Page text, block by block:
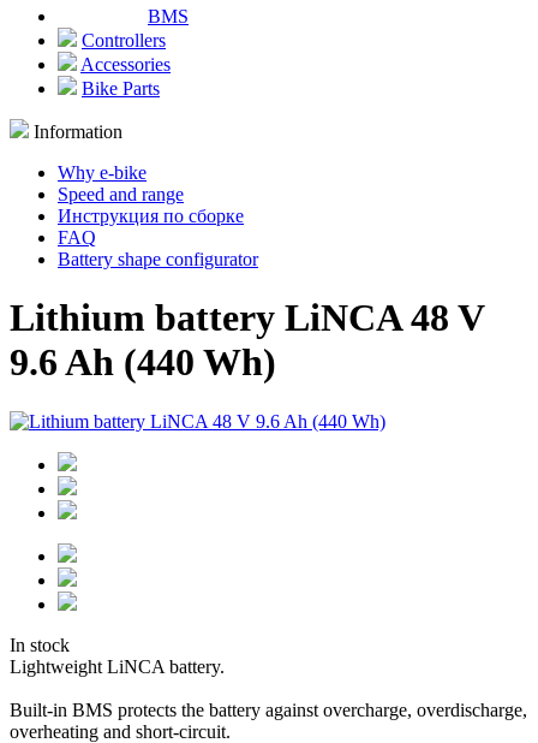
BMS
Controllers
Accessories
Bike Parts
Information
Why e-bike
Speed and range
Инструкция по сборке
FAQ
Battery shape configurator
Lithium battery LiNCA 48 V
9.6 Ah (440 Wh)
In stock
Lightweight LiNCA battery.
Built-in BMS protects the battery against overcharge, overdischarge,
overheating and short-circuit.